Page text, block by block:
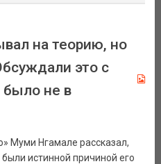
на теорию, но
это с
не в
Муми Нгамале рассказал,
истинной причиной его